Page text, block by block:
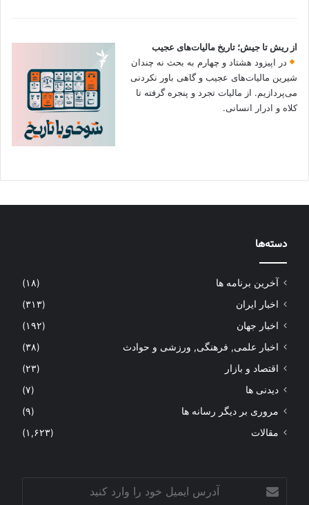
از ریش تا جیش؛ تاریخ مالیات‌های عجیب
در اپیزود هشتاد و چهارم به بحث نه چندان
شیرین مالیات‌های عجیب و گاهی باور نکردنی‌
می‌پردازیم. از مالیات تجرد و پنجره گرفته تا
کلاه و ادرار انسانی.
دسته‌ها
آخرین برنامه ها
(۱۸)
اخبار ایران
(۳۱۳)
اخبار جهان
(۱۹۲)
اخبار علمی, فرهنگی, ورزشی و حوادث
(۳۸)
اقتصاد و بازار
(۲۳)
دیدنی ها
(۷)
مروری بر دیگر رسانه ها
(۹)
مقالات
(۱,۶۲۳)
ایمیل